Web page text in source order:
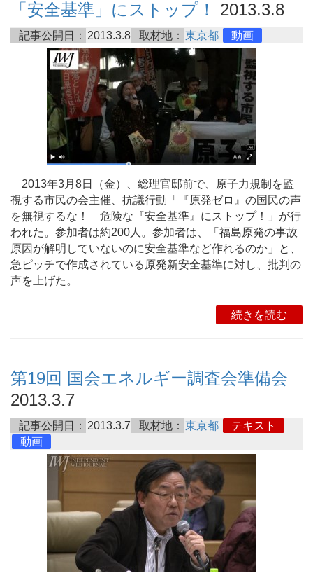
「安全基準」にストップ！
2013.3.8
記事公開日： 2013.3.8 取材地： 東京都 動画
2013年3月8日（金）、総理官邸前で、原子力規制を監
視する市民の会主催、抗議行動「『原発ゼロ』の国民の声
を無視するな！ 危険な『安全基準』にストップ！」が行
われた。参加者は約200人。参加者は、「福島原発の事故
原因が解明していないのに安全基準など作れるのか」と、
急ピッチで作成されている原発新安全基準に対し、批判の
声を上げた。
続きを読む
第19回 国会エネルギー調査会準備会
2013.3.7
記事公開日： 2013.3.7 取材地： 東京都
テキスト
動画